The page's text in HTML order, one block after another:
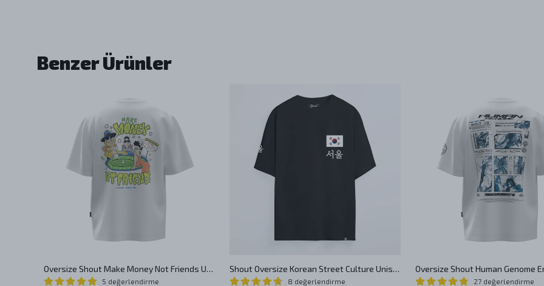
Benzer Ürünler
Oversize Shout Make Money Not Friends Unisex T-Shirt
5 değerlendirme
Shout Oversize Korean Street Culture Unisex T-Shirt
8 değerlendirme 27 değerlendirme